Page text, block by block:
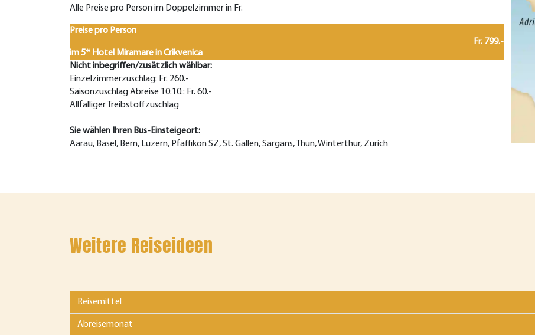
Alle Preise pro Person im Doppelzimmer in Fr.
Preise pro Person
im 5* Hotel Miramare in Crikvenica
Fr. 799.-
Nicht inbegriffen/zusätzlich wählbar:
Einzelzimmerzuschlag: Fr. 260.-
Saisonzuschlag Abreise 10.10.: Fr. 60.-
Allfälliger Treibstoffzuschlag
Sie wählen Ihren Bus-Einsteigeort:
Aarau, Basel, Bern, Luzern, Pfäffikon SZ, St. Gallen, Sargans, Thun, Winterthur, Zürich
Weitere Reiseideen